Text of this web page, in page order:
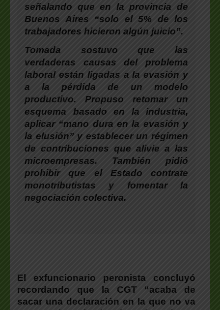
señalando que en la provincia de
Buenos Aires “solo el 5% de los
trabajadores hicieron algún juicio”.
Tomada sostuvo que las
verdaderas causas del problema
laboral están ligadas a la evasión y
a la pérdida de un modelo
productivo. Propuso retomar un
esquema basado en la industria,
aplicar “mano dura en la evasión y
la elusión” y establecer un régimen
de contribuciones que alivie a las
microempresas. También pidió
prohibir que el Estado contrate
monotributistas y fomentar la
negociación colectiva.
El exfuncionario peronista concluyó
recordando que la CGT “acaba de
sacar una declaración en la que no va